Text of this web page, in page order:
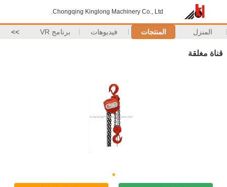
Chongqing Kinglong Machinery Co., Ltd.
المنزل المنتجات فيديوهات برنامج VR >>
قناة مغلقة